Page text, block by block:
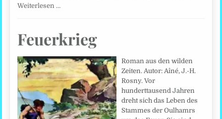
Weiterlesen …
Feuerkrieg
Roman aus den wilden
Zeiten. Autor: Aîné, J.-H.
Rosny. Vor
hunderttausend Jahren
dreht sich das Leben des
Stammes der Oulhamrs